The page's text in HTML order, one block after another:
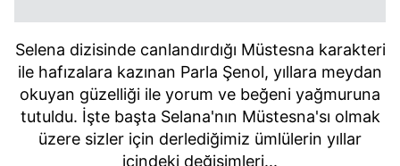
Selena dizisinde canlandırdığı Müstesna karakteri
ile hafızalara kazınan Parla Şenol, yıllara meydan
okuyan güzelliği ile yorum ve beğeni yağmuruna
tutuldu. İşte başta Selana'nın Müstesna'sı olmak
üzere sizler için derlediğimiz ümlülerin yıllar
içindeki değişimleri...